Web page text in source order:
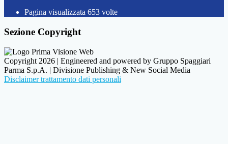
Pagina visualizzata 653 volte
Sezione Copyright
Copyright 2026 | Engineered and powered by Gruppo Spaggiari
Parma S.p.A. | Divisione Publishing & New Social Media
Disclaimer trattamento dati personali